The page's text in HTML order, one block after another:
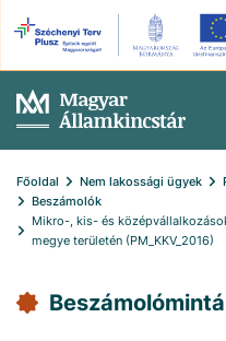
Főoldal Nem lakossági ügyek
Beszámolók
Mikro-, kis- és
megye területén (PM_KKV_2016)